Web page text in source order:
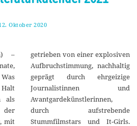
Oktober 2020
k
o
b
e
r
2
0
0
–
als
der
mit
getrieben von einer explosiven
Aufbruchstimmung, nachhaltig
geprägt durch ehrgeizige
Journalistinnen und
Avantgardekünstlerinnen,
durch aufstrebende
Stummfilmstars und It-Girls.